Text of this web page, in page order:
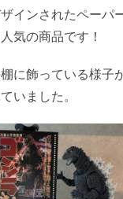
インされたペーパ
気の商品です！
に飾っている様子
いました。